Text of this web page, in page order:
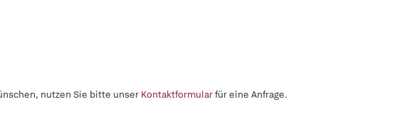
nutzen Sie bitte unser Kontaktformularfür eine Anfrage.